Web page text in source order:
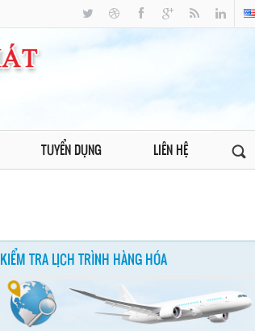
TUYỂN DỤNG LIÊN HỆ
KIỂM TRA LỊCH TRÌNH HÀNG HÓA